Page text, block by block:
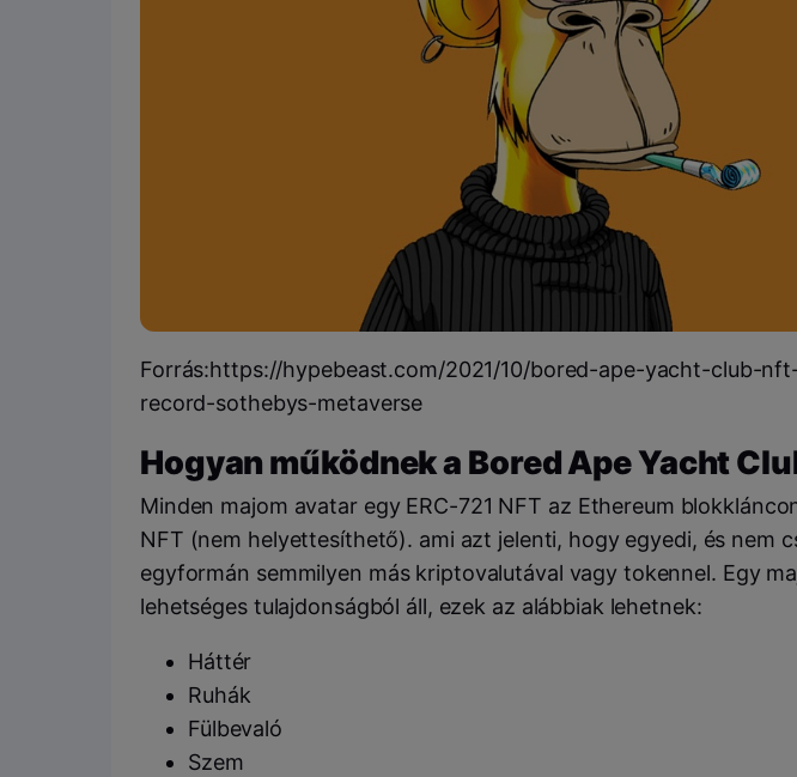
Forrás:https://hypebeast.com/2021/10/bored-ape-yacht-club-
record-sothebys-metaverse
Hogyan működnek a Bored Ape Yacht
Minden majom avatar egy ERC-721 NFT az Ethereum
NFT (nem helyettesíthető). ami azt jelenti, hogy egyedi, és nem
egyformán semmilyen más kriptovalutával vagy tokennel. Egy
lehetséges tulajdonságból áll, ezek az alábbiak lehetnek:
Háttér
Ruhák
Fülbevaló
Szem